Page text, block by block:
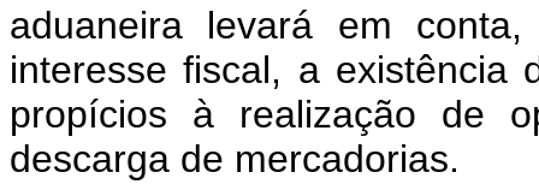
aduaneira levará em
interesse fiscal, a existência
propícios à realização de
descarga de mercadorias.